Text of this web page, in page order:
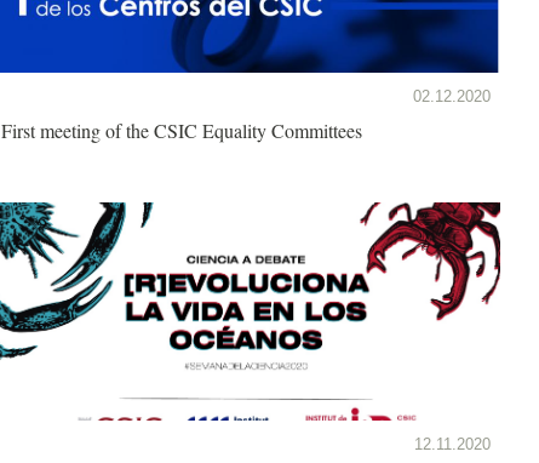
02.12.2020
First meeting of the CSIC Equality Committees
12.11.2020